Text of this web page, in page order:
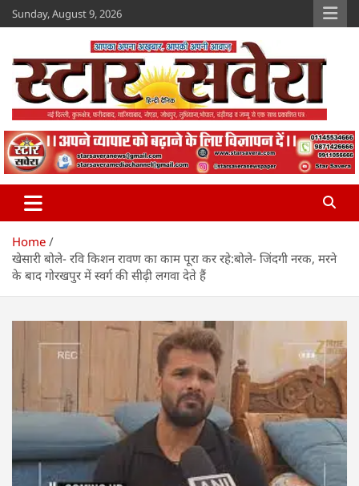
Skip
to
Sunday, August 9, 2026
Star Savera
www.starsavera.com
Home
खेसारी बोले- रवि किशन रावण का काम पूरा कर रहे:बोले- जिंदगी नरक, मरने
के बाद गोरखपुर में स्वर्ग की सीढ़ी लगवा देते हैं